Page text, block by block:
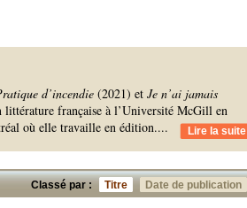
d’incendie (2021) et Je n’ai jamais
littérature française à l’Université McGill en
où elle travaille en édition.... Lire la suite
Classé par : Titre Date de publication